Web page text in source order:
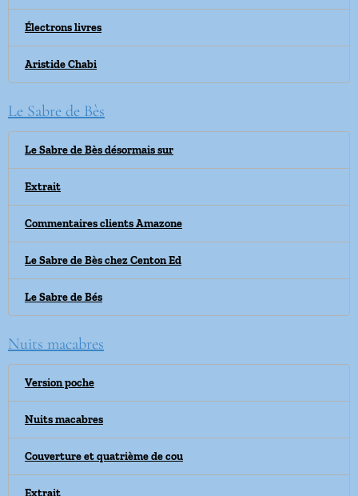
Électrons livres
Aristide Chabi
Le Sabre de Bès
Le Sabre de Bès désormais sur
Extrait
Commentaires clients Amazone
Le Sabre de Bès chez Centon Ed
Le Sabre de Bés
Nuits macabres
Version poche
Nuits macabres
Couverture et quatrième de cou
Extrait